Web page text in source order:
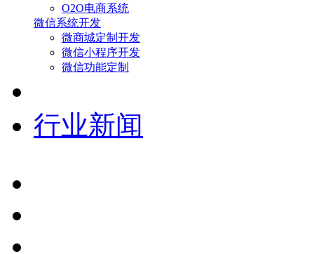
O2O电商系统
微信系统开发
微商城定制开发
微信小程序开发
微信功能定制
行业新闻